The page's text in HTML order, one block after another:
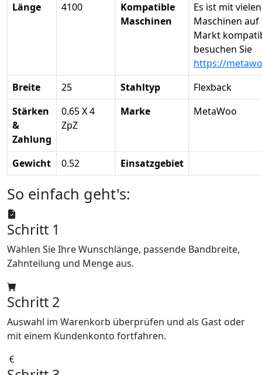
Länge
4100
Kompatible
Maschinen
Es ist mit vielen
Maschinen auf
Markt
besuchen Sie
https://
Breite
25 Stahltyp
Flexback
Stärken
&
Zahlung
0.65 X 4
ZpZ
Marke MetaWoo
Gewicht 0.52 Einsatzgebiet
So einfach geht's:
Schritt 1
Wählen Sie Ihre Wunschlänge, passende Bandbreite,
Zahnteilung und Menge aus.
Schritt 2
Auswahl im Warenkorb überprüfen und als Gast oder
mit einem Kundenkonto fortfahren.